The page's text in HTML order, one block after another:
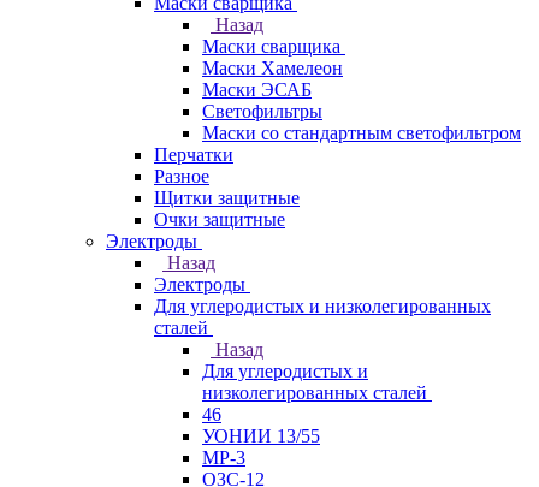
Назад
Маски сварщика
Маски Хамелеон
Маски ЭСАБ
Светофильтры
Маски со стандартным светофильтром
Перчатки
Разное
Щитки защитные
Очки защитные
Электроды
Назад
Электроды
Для углеродистых и низколегированных
сталей
Назад
Для углеродистых и
низколегированных сталей
46
УОНИИ 13/55
МР-3
ОЗС-12